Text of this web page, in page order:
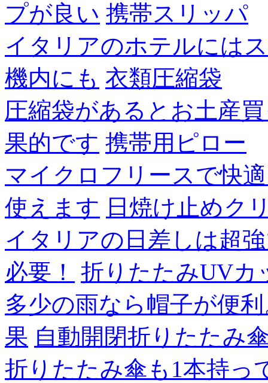
プが良い 携帯スリッパ
イタリアのホテルには
機内にも 衣類圧縮袋
圧縮袋があるとお土産
果的です 携帯用ピロー
マイクロフリースで快
使えます 日焼け止めク
イタリアの日差しは超
必要！
折りたたみUVカ
多少の雨なら帽子が便
果 自動開閉折りたたみ
折りたたみ傘も1本持っ